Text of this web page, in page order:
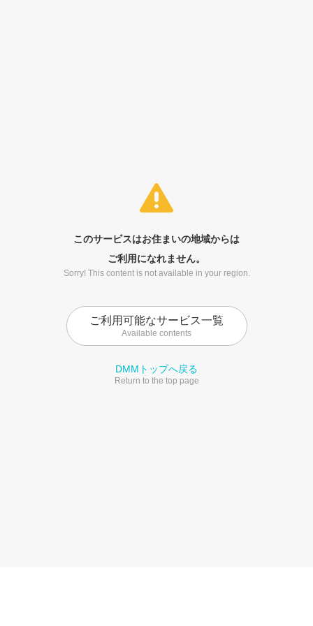
このサービスはお住まいの地域からは
ご利用になれません。
Sorry! This content is not available in your region.
ご利用可能なサービス一覧
Available contents
DMMトップへ戻る
Return to the top page